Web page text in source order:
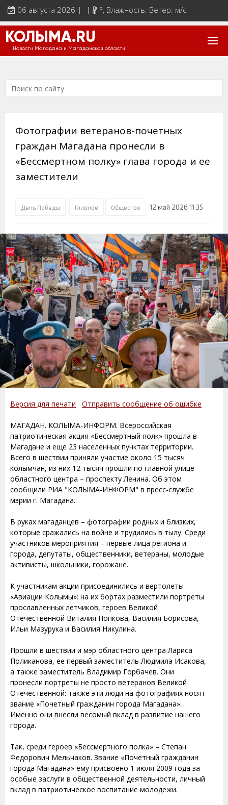
06 августа 2026 | | °, Влажность: Ветер: м/с
КОЛЫМА.RU
Новости Магадана и Магаданской области
Фотографии ветеранов-почетных
граждан Магадана пронесли в
«Бессмертном полку» глава города и ее
заместители
День Победы Главное Общество 12 май 2026 11:35
Версия для печати Отправить сообщение об ошибке
МАГАДАН. КОЛЫМА-ИНФОРМ. Всероссийская
патриотическая акция «Бессмертный полк» прошла в
Магадане и еще 23 населенных пунктах территории.
Всего в шествии приняли участие около 15 тысяч
колымчан, из них 12 тысяч прошли по главной улице
областного центра – проспекту Ленина. Об этом
сообщили РИА "КОЛЫМА-ИНФОРМ" в пресс-службе
мэрии г. Магадана.
В руках магаданцев – фотографии родных и близких,
которые сражались на войне и трудились в тылу. Среди
участников мероприятия – первые лица региона и
города, депутаты, общественники, ветераны, молодые
активисты, школьники, горожане.
К участникам акции присоединились и вертолеты
«Авиации Колымы»: на их бортах разместили портреты
прославленных летчиков, героев Великой
Отечественной Виталия Попкова, Василия Борисова,
Ильи Мазурука и Василия Никулина.
Прошли в шествии и мэр областного центра Лариса
Поликанова, ее первый заместитель Людмила Исакова,
а также заместитель Владимир Горбачев. Они
пронесли портреты не просто ветеранов Великой
Отечественной: также эти люди на фотографиях носят
звание «Почетный гражданин города Магадана».
Именно они внесли весомый вклад в развитие нашего
города.
Так, среди героев «Бессмертного полка» – Степан
Федорович Мельчаков. Звание «Почетный гражданин
города Магадана» ему присвоено 1 июля 2009 года за
особые заслуги в общественной деятельности, личный
вклад в патриотическое воспитание молодежи.